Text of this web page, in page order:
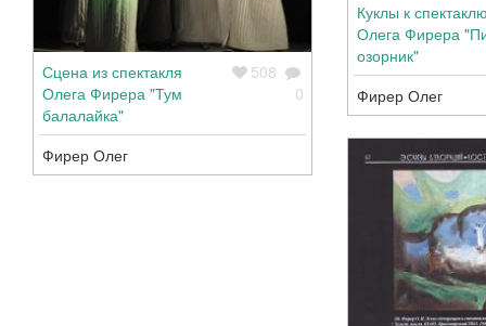
Сцена из спектакля
Олега Фирера "Тум
балалайка"
508
0
Фирер Олег
Куклы к
Олега Фирера
озорник"
Фирер Олег